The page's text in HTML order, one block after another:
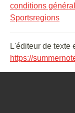
conditions
Sportsregions
L'éditeur de texte
https://